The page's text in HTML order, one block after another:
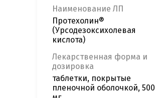
Наименование ЛП
Протехолин®
(Урсодезоксихолевая
кислота)
Лекарственная форма и
дозировка
таблетки, покрытые
пленочной оболочкой, 500